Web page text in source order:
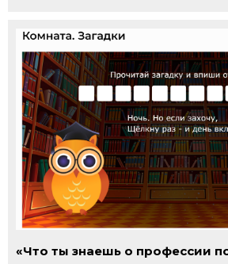
«Что ты знаешь о профессии